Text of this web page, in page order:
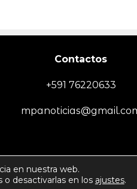
Contactos
+591 76220633
reservados - Politica de
en nuestra web.
desactivarlas en los ajustes.